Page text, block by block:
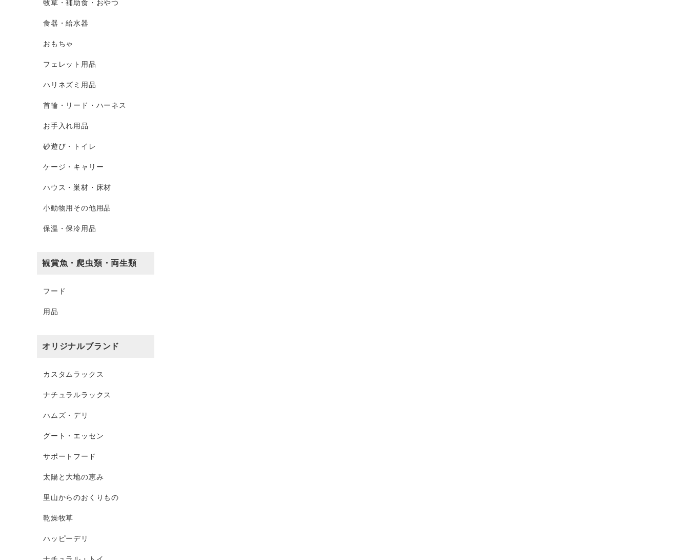
牧草・補助食・おやつ
食器・給水器
おもちゃ
フェレット用品
ハリネズミ用品
首輪・リード・ハーネス
お手入れ用品
砂遊び・トイレ
ケージ・キャリー
ハウス・巣材・床材
小動物用その他用品
保温・保冷用品
観賞魚・爬虫類・両生類
フード
用品
オリジナルブランド
カスタムラックス
ナチュラルラックス
ハムズ・デリ
グート・エッセン
サポートフード
太陽と大地の恵み
里山からのおくりもの
乾燥牧草
ハッピーデリ